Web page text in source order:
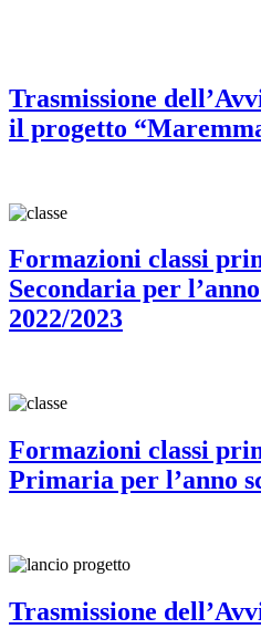
Trasmissione
il progetto
Formazioni classi
Secondaria per
2022/2023
Formazioni classi
Primaria per l’anno
Trasmissione